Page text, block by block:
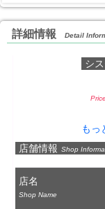
詳細情報 Detail
シ
もっ
店舗情報 Shop
店名
Shop Name